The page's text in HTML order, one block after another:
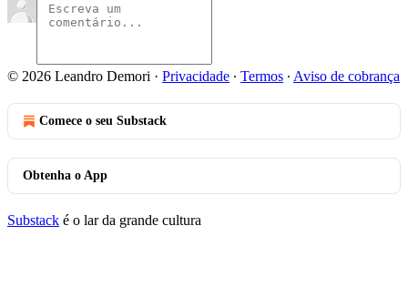
© 2026 Leandro Demori · Privacidade ∙ Termos ∙ Aviso de cobrança
Comece o seu Substack
Obtenha o App
Substack é o lar da grande cultura